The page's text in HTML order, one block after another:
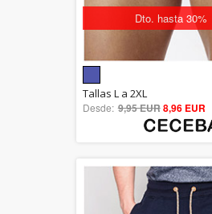
Dto. hasta 30%
out of 5
Tallas L a 2XL
Desde: 9,95 EUR8,96 EUR